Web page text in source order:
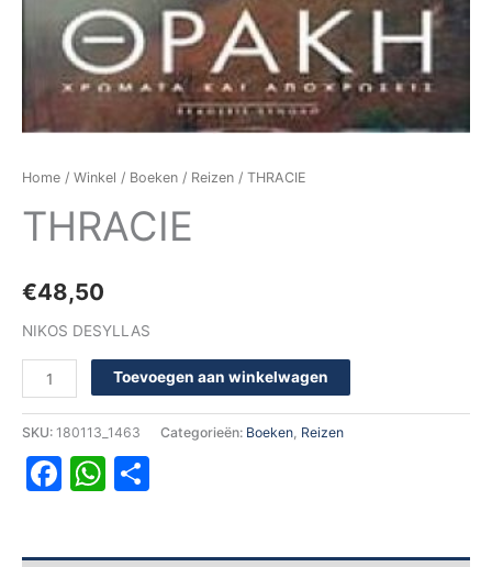
Home / Winkel / Boeken / Reizen / THRACIE
THRACIE
€48,50
NIKOS DESYLLAS
Toevoegen aan winkelwagen
SKU: 180113_1463 Categorieën: Boeken, Reizen
Facebook
WhatsApp